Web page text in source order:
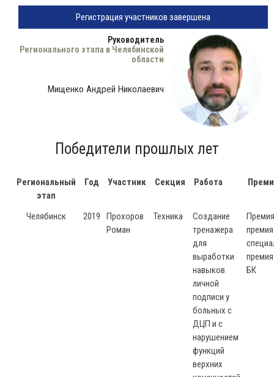
Регистрация участников завершена
Руководитель
Регионального этапа в Челябинской
области
Мищенко Андрей Николаевич
Победители прошлых лет
Региональный
этап
Год Участник Секция Работа
Челябинск 2019
Прохоров
Роман
Техника
Создание
тренажера
для
выработки
навыков
личной
подписи у
больных с
ДЦП и с
нарушением
функций
верхних
БК